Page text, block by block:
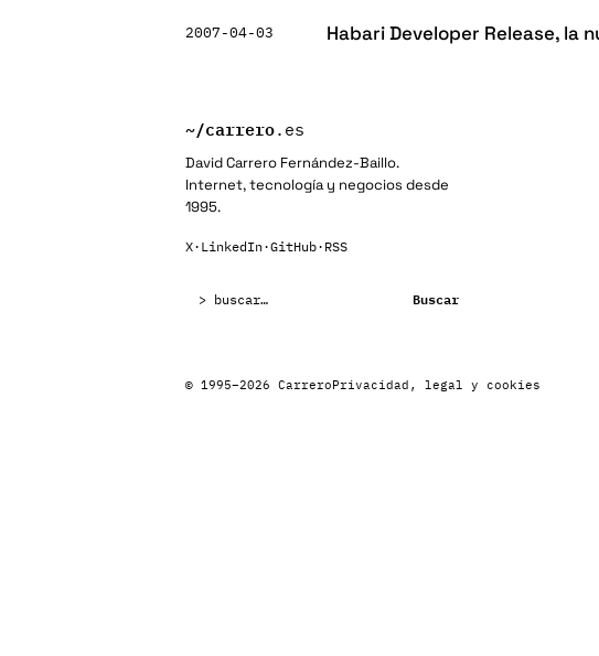
2007-04-03 Habari Developer Release, la
~/carrero.es
David Carrero Fernández-Baillo.
Internet, tecnología y negocios desde
1995.
X· LinkedIn·GitHub· RSS
Buscar
© 1995–2026 CarreroPrivacidad, legal y cookies